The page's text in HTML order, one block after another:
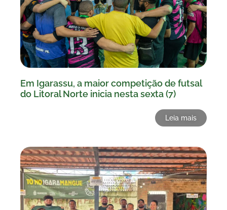
Em Igarassu, a maior competição de futsal
do Litoral Norte inicia nesta sexta (7)
Leia mais